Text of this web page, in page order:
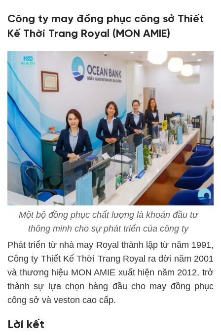
Công ty may đồng phục công sở Thiết
Kế Thời Trang Royal (MON AMIE)
Một bộ đồng phục chất lượng là khoản đầu tư
thông minh cho sự phát triển của công ty
Phát triển từ nhà may Royal thành lập từ năm 1991,
Công ty Thiết Kế Thời Trang Royal ra đời năm 2001
và thương hiệu MON AMIE xuất hiện năm 2012, trở
thành sự lựa chọn hàng đầu cho may đồng phục
công sở và veston cao cấp.
Lời kết